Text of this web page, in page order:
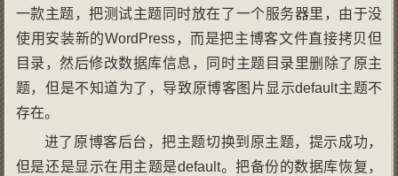
一款主题，把测试主题同时放在了一个服务器里，由于没
使用安装新的WordPress，而是把主博客文件直接拷贝但
目录，然后修改数据库信息，同时主题目录里删除了原主
题，但是不知道为了，导致原博客图片显示default主题不
存在。
进了原博客后台，把主题切换到原主题，提示成功，
但是还是显示在用主题是default。把备份的数据库恢复，